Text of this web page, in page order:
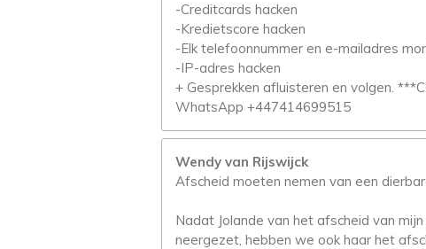
-Creditcards hacken
-Kredietscore hacken
-Elk telefoonnummer en e-mailadres
-IP-adres hacken
+ Gesprekken afluisteren en volgen.
WhatsApp +447414699515
Wendy van Rijswijck
Afscheid moeten nemen van een
Nadat Jolande van het afscheid van
neergezet, hebben we ook haar het